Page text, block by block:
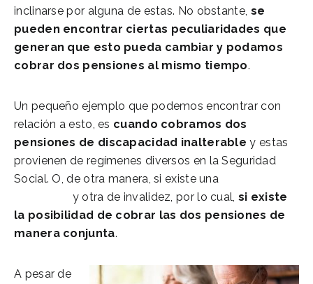
inclinarse por alguna de estas. No obstante, se
pueden encontrar ciertas peculiaridades que
generan que esto pueda cambiar y podamos
cobrar dos pensiones al mismo tiempo.
Un pequeño ejemplo que podemos encontrar con
relación a esto, es cuando cobramos dos
pensiones de discapacidad inalterable y estas
provienen de regímenes diversos en la Seguridad
Social. O, de otra manera, si existe una
y otra de invalidez, por lo cual, si existe
la posibilidad de cobrar las dos pensiones de
manera conjunta.
A pesar de